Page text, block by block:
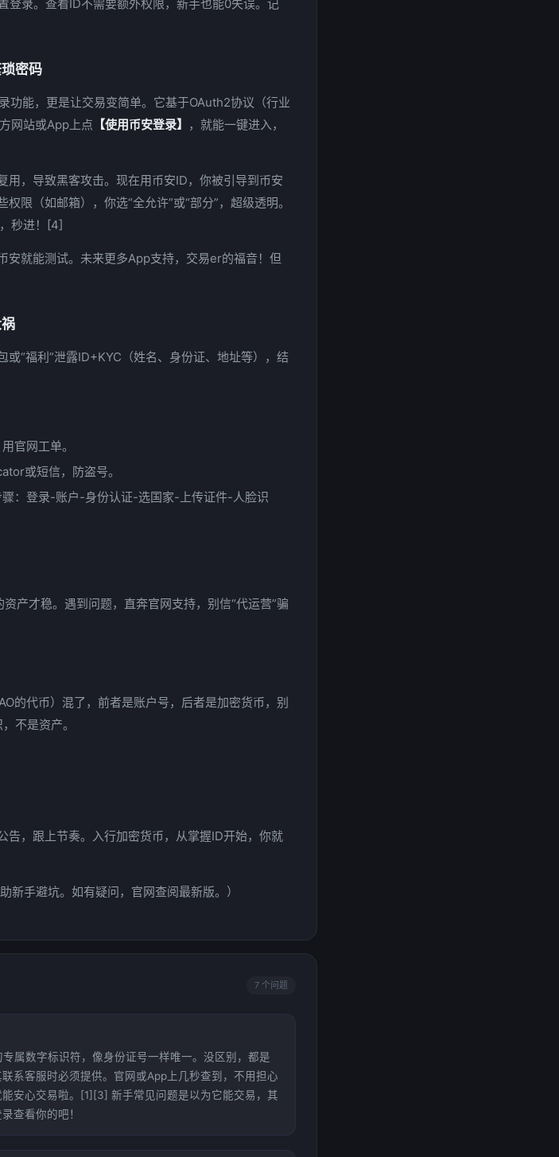
登录。查看ID不需要额外权限，新手也能0失误。记
密码
功能，更是让交易变简单。它基于OAuth2协议（行业
网站或App上点 【使用币安登录】
，就能一键进入，
用，导致黑客攻击。现在用币安ID，你被引导到币安
限（如邮箱），你选“全允许”或“部分”，超级透明。
秒进！[4]
安就能测试。未来更多App支持，交易er的福音！但
“福利”泄露ID+KYC（姓名、身份证、地址等），结
官网工单。
或短信，防盗号。
：登录-账户-身份认证-选国家-上传证件-人脸识
产才稳。遇到问题，直奔官网支持，别信“代运营”骗
的代币）混了，前者是账户号，后者是加密货币，别
不是资产。
告，跟上节奏。入行加密货币，从掌握ID开始，你就
新手避坑。如有疑问，官网查阅最新版。）
7 个问题
属数字标识符，像身份证号一样唯一。没区别，都是
系客服时必须提供。官网或App上几秒查到，不用担心
安心交易啦。[1][3] 新手常见问题是以为它能交易，其
查看你的吧！